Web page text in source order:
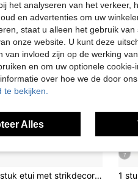
strikdecoratie, grote capaciteit, opbergtas voor schoolspullen, met een schattig bloemenpatroon, draagbare organizer voor schrijfwaren, pennenetui, schooltas
7
het analyseren van het verkeer,
en advertenties om uw
staat u alleen het gebruik van
onze website. U kunt deze
van invloed zijn op de werking
en om uw optionele cookie-
over hoe we de door
bekijken.
Alles